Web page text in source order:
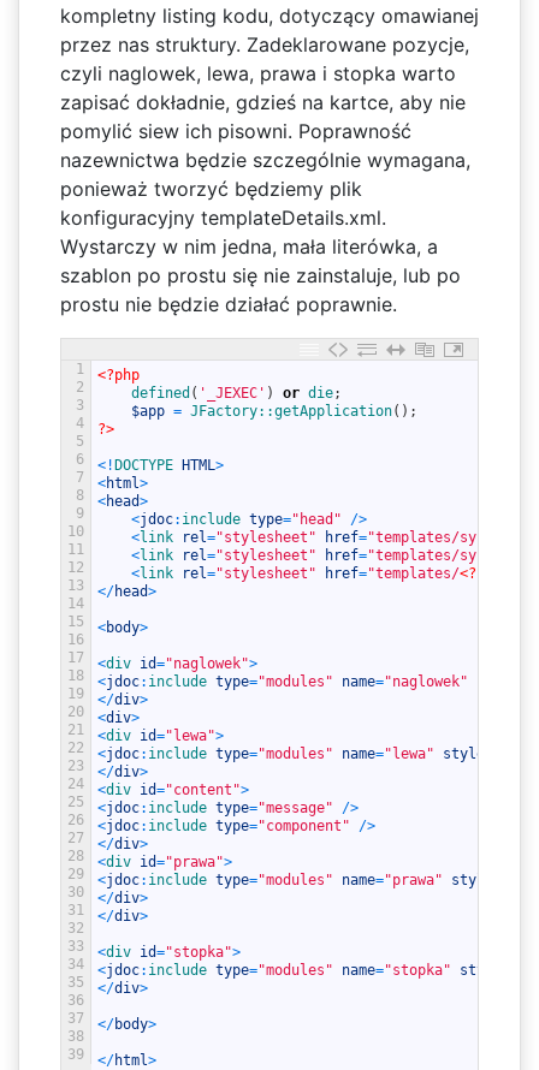
kompletny listing kodu, dotyczący omawianej
przez nas struktury. Zadeklarowane pozycje,
czyli naglowek, lewa, prawa i stopka warto
zapisać dokładnie, gdzieś na kartce, aby nie
pomylić siew ich pisowni. Poprawność
nazewnictwa będzie szczególnie wymagana,
ponieważ tworzyć będziemy plik
konfiguracyjny templateDetails.xml.
Wystarczy w nim jedna, mała literówka, a
szablon po prostu się nie zainstaluje, lub po
prostu nie będzie działać poprawnie.
1
2
3
4
5
6
7
8
9
10
11
12
13
14
15
16
17
18
19
20
21
22
23
24
25
26
27
28
29
30
31
32
33
34
35
36
37
38
39
<?php
defined ( '_JEXEC' ) or die;
$app = JFactory::getApplication( ) ;
?>
<!DOCTYPE HTML >
<html>
<head>
<jdoc: include type="head" />
<link rel="stylesheet" href="templates/system/
<link rel="stylesheet" href="templates/system/
<link rel="stylesheet" href="templates/<?php
</head>
<body>
<div id="naglowek">
<jdoc: include type="modules" name="naglowek"
</div>
<div>
<div id="lewa">
<jdoc: include type="modules" name="lewa" style
</div>
<div id="content">
<jdoc: include type="message" />
<jdoc: include type="component" />
</div>
<div id="prawa">
<jdoc: include type="modules" name="prawa" style
</div>
</div>
<div id="stopka">
<jdoc: include type="modules" name="stopka" style
</div>
</body>
</html>